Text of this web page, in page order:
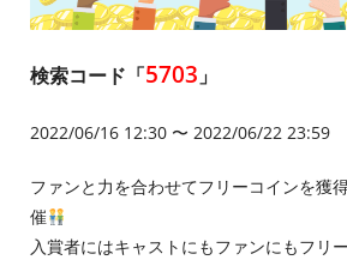
検索コード「5703 」
2022/06/16 12:30 〜 2022/06/22 23:59
ファンと力を合わせてフリーコインを獲
催
入賞者にはキャストにもファンにもフリ